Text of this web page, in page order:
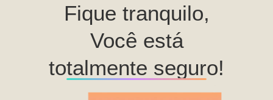
Fique tranquilo,
Você está
totalmente seguro!